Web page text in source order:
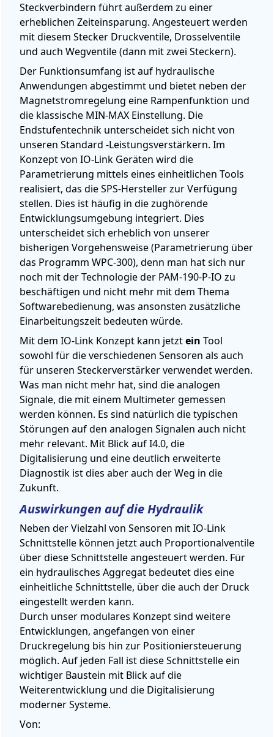
Steckverbindern führt außerdem zu einer
erheblichen Zeiteinsparung. Angesteuert werden
mit diesem Stecker Druckventile, Drosselventile
und auch Wegventile (dann mit zwei Steckern).
Der Funktionsumfang ist auf hydraulische
Anwendungen abgestimmt und bietet neben der
Magnetstromregelung eine Rampenfunktion und
die klassische MIN-MAX Einstellung. Die
Endstufentechnik unterscheidet sich nicht von
unseren Standard -Leistungsverstärkern. Im
Konzept von IO-Link Geräten wird die
Parametrierung mittels eines einheitlichen Tools
realisiert, das die SPS-Hersteller zur Verfügung
stellen. Dies ist häufig in die zughörende
Entwicklungsumgebung integriert. Dies
unterscheidet sich erheblich von unserer
bisherigen Vorgehensweise (Parametrierung über
das Programm WPC-300), denn man hat sich nur
noch mit der Technologie der PAM-190-P-IO zu
beschäftigen und nicht mehr mit dem Thema
Softwarebedienung, was ansonsten zusätzliche
Einarbeitungszeit bedeuten würde.
Mit dem IO-Link Konzept kann jetztein Tool
sowohl für die verschiedenen Sensoren als auch
für unseren Steckerverstärker verwendet werden.
Was man nicht mehr hat, sind die analogen
Signale, die mit einem Multimeter gemessen
werden können. Es sind natürlich die typischen
Störungen auf den analogen Signalen auch nicht
mehr relevant. Mit Blick auf I4.0, die
Digitalisierung und eine deutlich erweiterte
Diagnostik ist dies aber auch der Weg in die
Zukunft.
Auswirkungen auf die Hydraulik
Neben der Vielzahl von Sensoren mit IO-Link
Schnittstelle können jetzt auch Proportionalventile
über diese Schnittstelle angesteuert werden. Für
ein hydraulisches Aggregat bedeutet dies eine
einheitliche Schnittstelle, über die auch der Druck
eingestellt werden kann.
Durch unser modulares Konzept sind weitere
Entwicklungen, angefangen von einer
Druckregelung bis hin zur Positioniersteuerung
möglich. Auf jeden Fall ist diese Schnittstelle ein
wichtiger Baustein mit Blick auf die
Weiterentwicklung und die Digitalisierung
moderner Systeme.
Von: